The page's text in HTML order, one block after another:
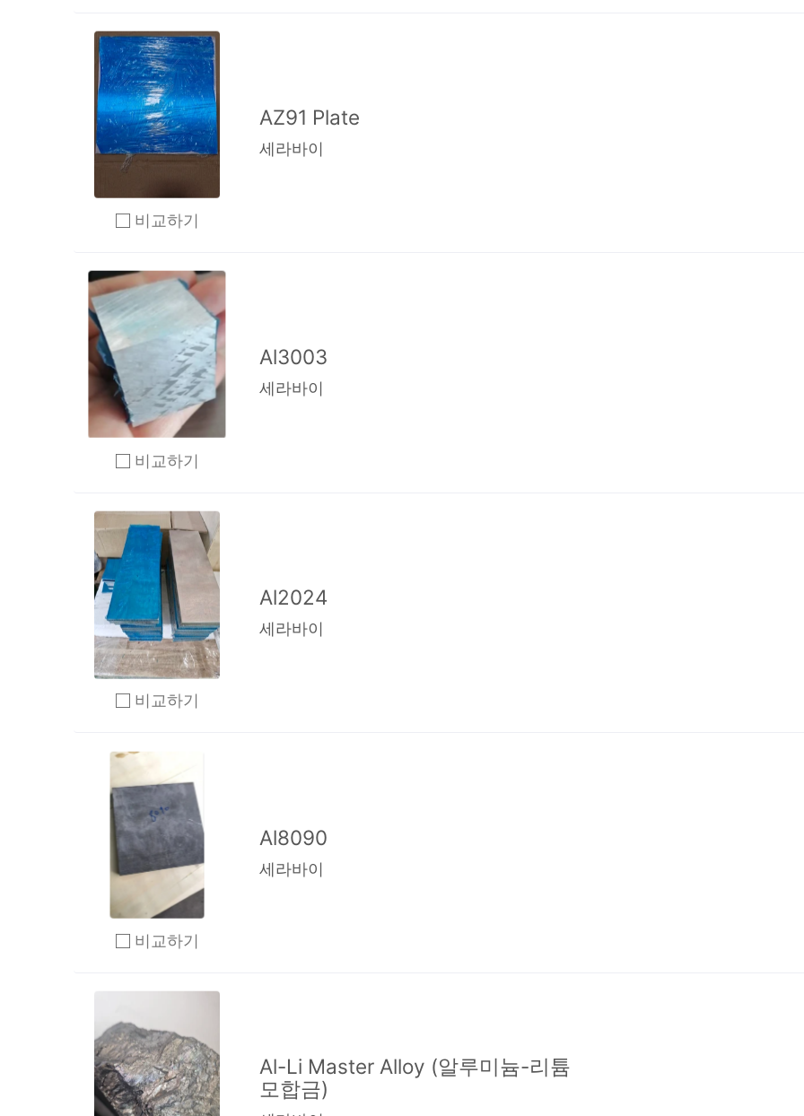
2개 이상 체크 후 비교하기 클릭
비교하기
AZ91 Plate
세라바이
2개 이상 체크 후 비교하기 클릭
비교하기
Al3003
세라바이
2개 이상 체크 후 비교하기 클릭
비교하기
Al2024
세라바이
2개 이상 체크 후 비교하기 클릭
비교하기
Al8090
세라바이
Al-Li Master Alloy (알루미늄-리튬
모합금)